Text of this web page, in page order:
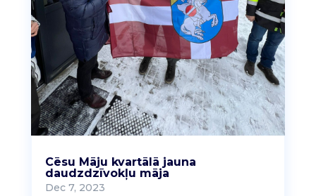
Cēsu Māju kvartālā jauna
daudzdzīvokļu māja
Dec 7, 2023